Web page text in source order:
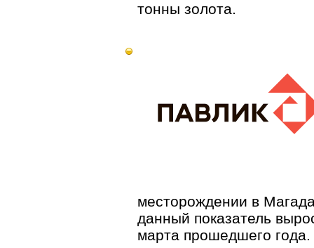
тонны золота.
месторождении в
данный показатель
марта прошедшего года.